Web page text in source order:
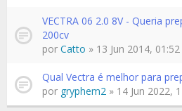
VECTRA 06 2.0 8V - Queria
200cv
por Catto » 13 Jun 2014, 01:52
Qual Vectra é melhor para
por gryphem2 » 14 Jun 2022,